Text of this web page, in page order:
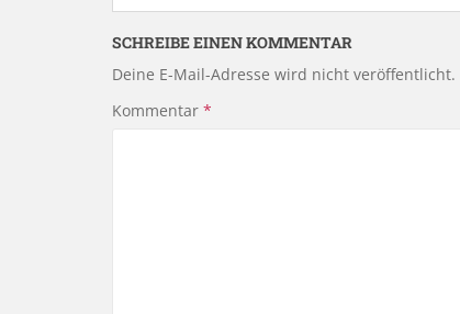
SCHREIBE EINEN KOMMENTAR
Deine E-Mail-Adresse wird nicht veröffentlicht.
Kommentar *